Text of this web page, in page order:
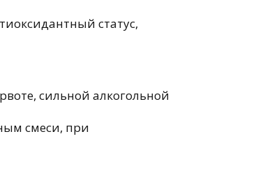
статус,
сильной алкогольной
смеси, при